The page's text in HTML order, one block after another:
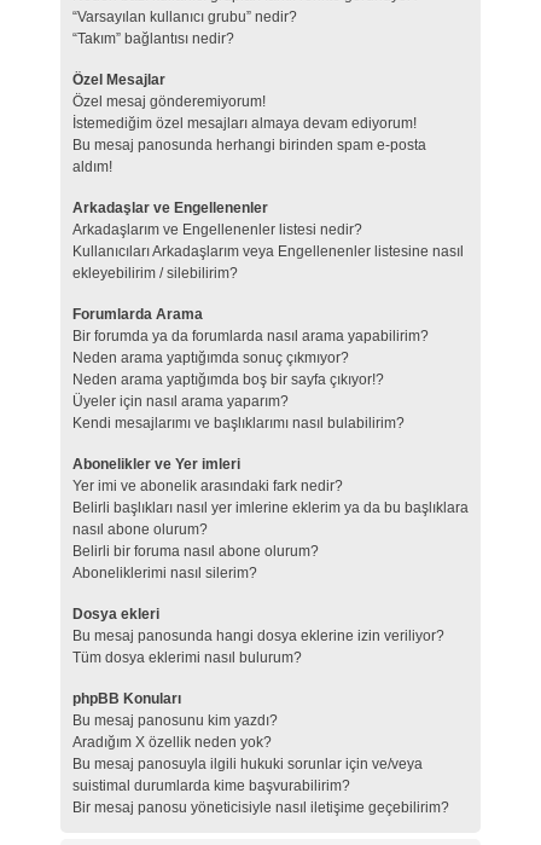
“Varsayılan kullanıcı grubu” nedir?
“Takım” bağlantısı nedir?
Özel Mesajlar
Özel mesaj gönderemiyorum!
İstemediğim özel mesajları almaya devam ediyorum!
Bu mesaj panosunda herhangi birinden spam e-posta
aldım!
Arkadaşlar ve Engellenenler
Arkadaşlarım ve Engellenenler listesi nedir?
Kullanıcıları Arkadaşlarım veya Engellenenler listesine nasıl
ekleyebilirim / silebilirim?
Forumlarda Arama
Bir forumda ya da forumlarda nasıl arama yapabilirim?
Neden arama yaptığımda sonuç çıkmıyor?
Neden arama yaptığımda boş bir sayfa çıkıyor!?
Üyeler için nasıl arama yaparım?
Kendi mesajlarımı ve başlıklarımı nasıl bulabilirim?
Abonelikler ve Yer imleri
Yer imi ve abonelik arasındaki fark nedir?
Belirli başlıkları nasıl yer imlerine eklerim ya da bu başlıklara
nasıl abone olurum?
Belirli bir foruma nasıl abone olurum?
Aboneliklerimi nasıl silerim?
Dosya ekleri
Bu mesaj panosunda hangi dosya eklerine izin veriliyor?
Tüm dosya eklerimi nasıl bulurum?
phpBB Konuları
Bu mesaj panosunu kim yazdı?
Aradığım X özellik neden yok?
Bu mesaj panosuyla ilgili hukuki sorunlar için ve/veya
suistimal durumlarda kime başvurabilirim?
Bir mesaj panosu yöneticisiyle nasıl iletişime geçebilirim?